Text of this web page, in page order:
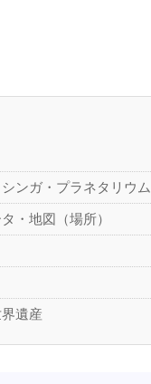
ンガ・プラネタリウム
・地図（場所）
遺産